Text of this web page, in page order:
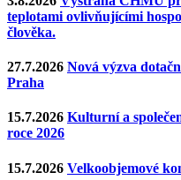
teplotami ovlivňujícími
člověka.
27.7.2026 Nová výzva
Praha
15.7.2026 Kulturní a
roce 2026
15.7.2026 Velkoobjemové